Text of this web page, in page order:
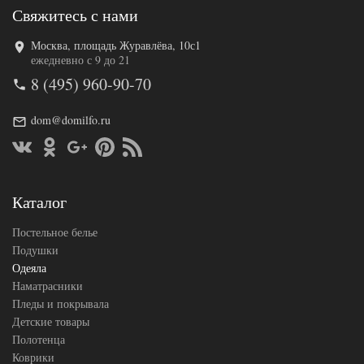
Код товара
517-958
Артикул
Длина
Наполнитель
Лебяжий пух
Производитель
Свяжитесь с нами
Москва, площадь Журавлёва, 10с1
ежедневно с 9 до 21
8 (495) 960-90-70
dom@domilfo.ru
Каталог
Постельное белье
Подушки
Одеяла
Наматрасники
Пледы и покрывала
Детские товары
Полотенца
Коврики